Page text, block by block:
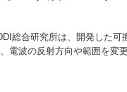
総合研究所は、開発した可
電波の反射方向や範囲を変